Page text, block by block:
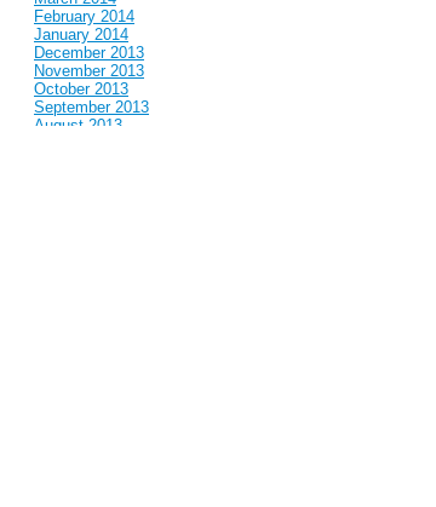
February 2014
January 2014
December 2013
November 2013
October 2013
September 2013
August 2013